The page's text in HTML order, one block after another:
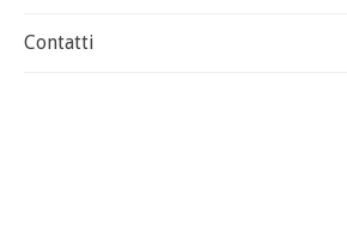
Contatti